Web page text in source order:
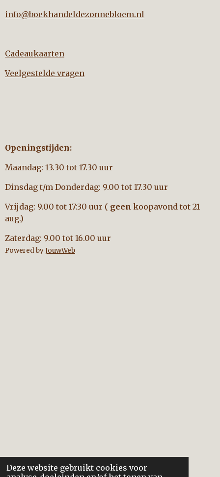
Deze website gebruikt cookies voor
info@boekhandeldezonnebloem.nl
Cadeaukaarten
Veelgestelde vragen
Openingstijden:
Maandag: 13.30 tot 17.30 uur
Dinsdag t/m Donderdag: 9.00 tot 17.30 uur
Vrijdag: 9.00 tot 17:30 uur ( geen koopavond tot 21
aug.)
Zaterdag: 9.00 tot 16.00 uur
Powered byJouwWeb